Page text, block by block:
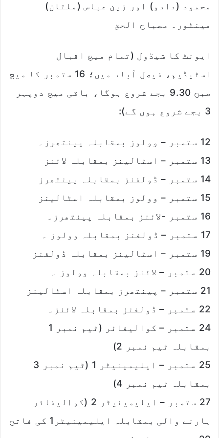
محمود (دادو) اور زین عباس (ملتان)
مینٹور۔ مصباح الحق
ایونٹ کا شیڈول (تمام میچ اقبال
اسٹیڈیم، فیصل آباد میں؛ 16 ستمبر کا میچ
صبح 9.30 بجے شروع ہوگا، باقی میچ دوپہر
3 بجے شروع ہوں گے):
12 ستمبر – وولوز بمقابلہ پینتھرز۔
13 ستمبر – اسٹالینز بمقابلہ لائنز
14 ستمبر – ڈولفنز بمقابلہ پینتھرز
15 ستمبر – وولوز بمقابلہ اسٹالینز
16 ستمبر -لائنز بمقابلہ پینتھرز۔
17 ستمبر – ڈولفنز بمقابلہ وولوز ۔
19 ستمبر – اسٹالینز بمقابلہ ڈولفنز
20 ستمبر – لائنز بمقابلہ وولوز ۔
21 ستمبر – پینتھرز بمقابلہ اسٹالینز
22 ستمبر – ڈولفنز بمقابلہ لائنز۔
24 ستمبر – کوالیفائر (ٹیم نمبر 1
بمقابلہ ٹیم نمبر 2)
25 ستمبر – ایلیمینیٹر 1 (ٹیم نمبر 3
بمقابلہ ٹیم نمبر 4)
27 ستمبر – ایلیمینیٹر 2 (کوالیفائر
ہارنے والی بمقابلہ ایلیمینیٹر1 کی فاتح